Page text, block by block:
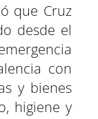
que Cruz
desde el
con
y bienes
higiene y